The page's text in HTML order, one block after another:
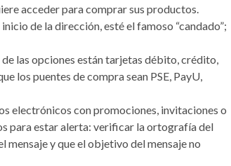
acceder para comprar sus productos.
de la dirección, esté el famoso “candado”;
las opciones están tarjetas débito, crédito,
los puentes de compra sean PSE, PayU,
electrónicos con promociones, invitaciones o
para estar alerta: verificar la ortografía del
y que el objetivo del mensaje no